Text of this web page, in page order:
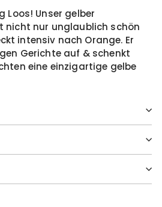
Loos! Unser gelber
nicht nur unglaublich schön
intensiv nach Orange. Er
Gerichte auf & schenkt
eine einzigartige gelbe